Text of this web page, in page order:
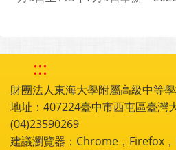
:::
財團法人東海大學附屬高級中等
地址：407224臺中市西屯區臺灣
(04)23590269
建議瀏覽器：Chrome，Firefox